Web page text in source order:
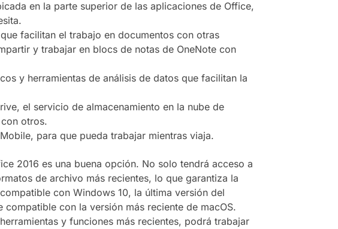
en la parte superior de las aplicaciones de Office,
facilitan el trabajo en documentos con otras
y trabajar en blocs de notas de OneNote con
y herramientas de análisis de datos que facilitan la
el servicio de almacenamiento en la nube de
otros.
para que pueda trabajar mientras viaja.
2016 es una buena opción. No solo tendrá acceso a
de archivo más recientes, lo que garantiza la
con Windows 10, la última versión del
con la versión más reciente de macOS.
y funciones más recientes, podrá trabajar